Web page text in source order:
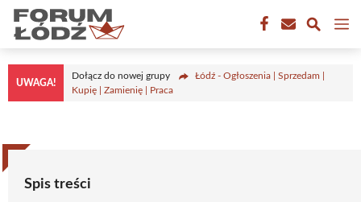
Przejdź
treści
UWAGA!
Dołącz do nowej grupy
Łódź - Ogłoszenia | Sprzedam |
Kupię | Zamienię | Praca
Spis treści